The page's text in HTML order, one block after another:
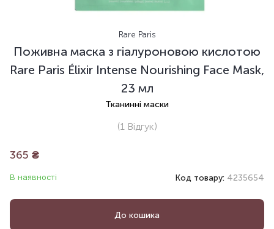
Rare Paris
Поживна маска з гіалуроновою кислотою
Rare Paris Élixir Intense Nourishing Face Mask,
23 мл
Тканинні маски
(1Відгук)
365 ₴
В наявності Код товару: 4235654
До кошика